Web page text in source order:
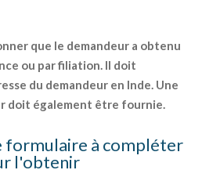
que le demandeur a obtenu
ou par filiation. Il doit
du demandeur en Inde. Une
doit également être fournie.
formulaire à compléter
l'obtenir